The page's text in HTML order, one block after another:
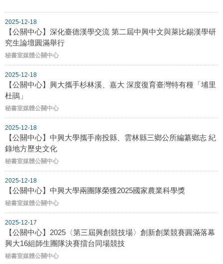
2025-12-18
【公關中心】深化臺德漢學交流 第二屆中興中文與萊比錫漢學研
究生論壇圓滿舉行
秘書室媒體公關中心
2025-12-18
【公關中心】興大攜手杉林溪、嘉大 深度復育臺灣特有種「埔里
杜鵑」
秘書室媒體公關中心
2025-12-18
【公關中心】中興大學攜手南投縣、雲林縣三鄉公所編纂鄉志 紀
錄地方歷史文化
秘書室媒體公關中心
2025-12-18
【公關中心】中興大學兩團隊榮獲2025國家農業科學獎
秘書室媒體公關中心
2025-12-17
【公關中心】2025〈第三屆興創競技場〉創新創業競賽圓滿落幕
興大16組師生團隊決賽擂台同場競技
秘書室媒體公關中心